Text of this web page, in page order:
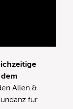
Allen &
für